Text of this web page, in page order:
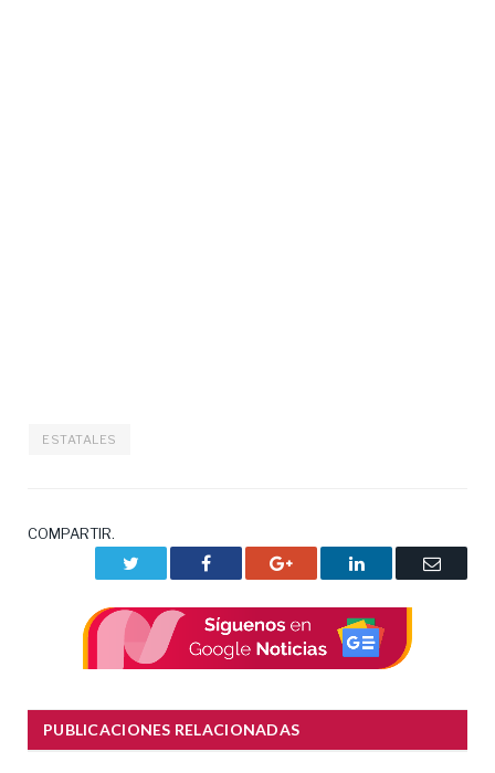
ESTATALES
COMPARTIR.
Facebook Google+ LinkedIn
Correo
PUBLICACIONES RELACIONADAS